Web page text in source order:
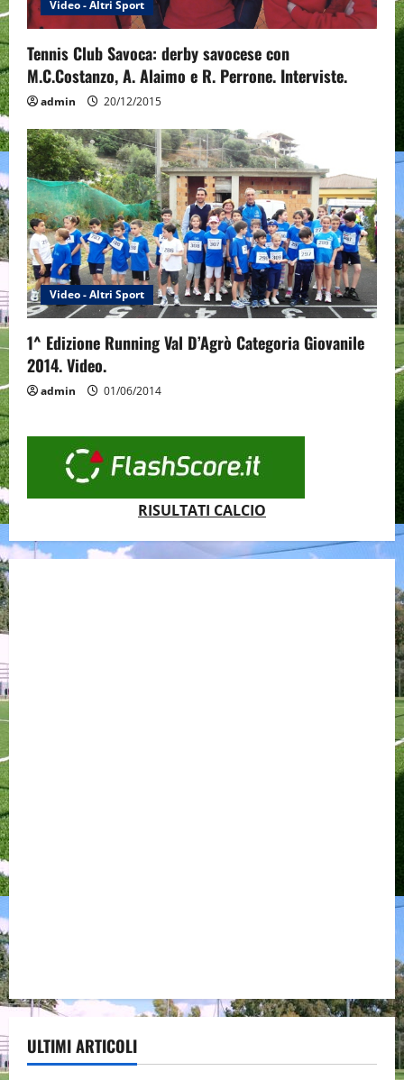
Video - Altri Sport
Tennis Club Savoca: derby savocese con
M.C.Costanzo, A. Alaimo e R. Perrone. Interviste.
admin 20/12/2015
Video - Altri Sport
1^ Edizione Running Val D’Agrò Categoria Giovanile
2014. Video.
admin 01/06/2014
RISULTATI CALCIO
ULTIMI ARTICOLI